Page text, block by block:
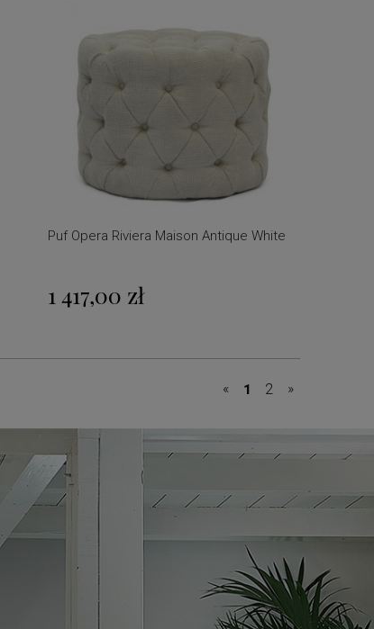
Puf Opera Riviera Maison Antique White
1 417,00 zł
« 1 2 »